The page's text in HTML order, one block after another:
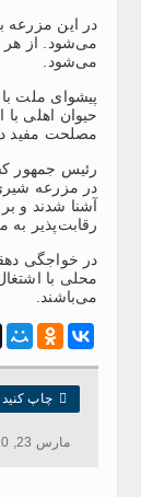
می‌شود.
پیشوای ملت
حیوان اهلی با
مصلحت مفید
رئیس جمهور
در مزرعه
آشنا شدند و
رقابت‌پذیر به
می‌باشند.
 چاپ کنید
مارس 23, 2020 09:47, 860 بازدید ها